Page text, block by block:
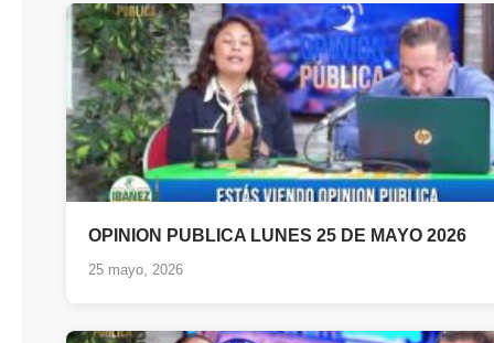
OPINION PUBLICA LUNES 25 DE MAYO 2026
25 mayo, 2026